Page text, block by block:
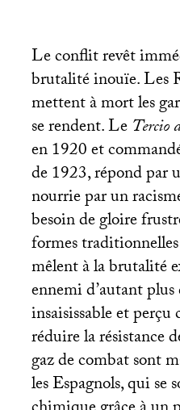
Le conflit revêt
brutalité inouïe. Les
mettent à mort les
se rendent. LeTercio
en 1920 et
de 1923, répond par
nourrie par un
besoin de gloire
formes
mêlent à la brutalité
ennemi d’autant plus
insaisissable et
réduire la résistance
gaz de combat sont
les Espagnols, qui se